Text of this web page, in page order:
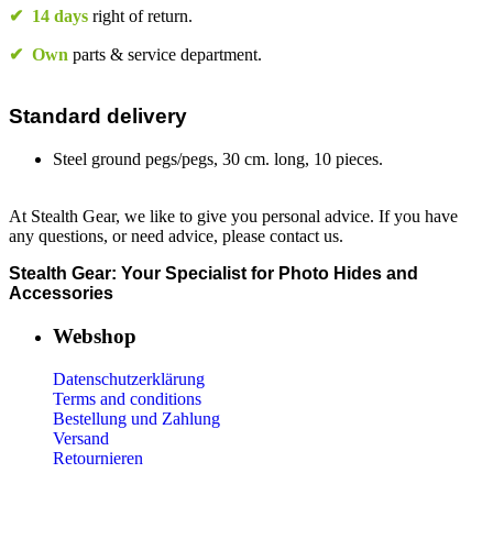
✔ 14 days right of return.
✔ Own parts & service department.
Standard delivery
Steel ground pegs/pegs, 30 cm. long, 10 pieces.
At Stealth Gear, we like to give you personal advice. If you have
any questions, or need advice, please contact us.
Stealth Gear: Your Specialist for Photo Hides and
Accessories
Webshop
Datenschutzerklärung
Terms and conditions
Bestellung und Zahlung
Versand
Retournieren